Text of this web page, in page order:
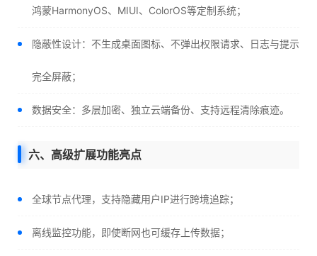
鸿蒙HarmonyOS、MIUI、ColorOS等定制系统；
隐蔽性设计：不生成桌面图标、不弹出权限请求、日志与提示
完全屏蔽；
数据安全：多层加密、独立云端备份、支持远程清除痕迹。
六、高级扩展功能亮点
全球节点代理，支持隐藏用户IP进行跨境追踪；
离线监控功能，即使断网也可缓存上传数据；